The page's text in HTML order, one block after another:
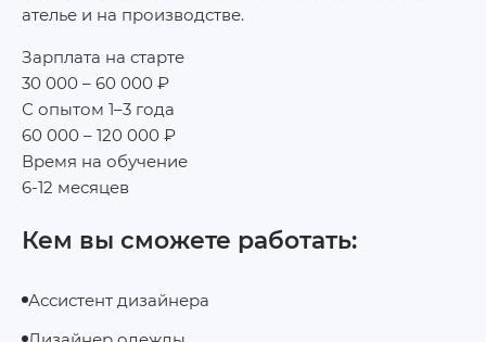
ателье и на производстве.
Зарплата на старте
30 000 – 60 000 ₽
С опытом 1–3 года
60 000 – 120 000 ₽
Время на обучение
6-12 месяцев
Кем вы сможете работать:
Ассистент дизайнера